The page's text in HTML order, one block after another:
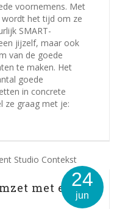
voornemens. Met
het tijd om ze
SMART-
jijzelf, maar ook
van de goede
te maken. Het
goede
in concrete
ze graag met je:
24
jun
met een